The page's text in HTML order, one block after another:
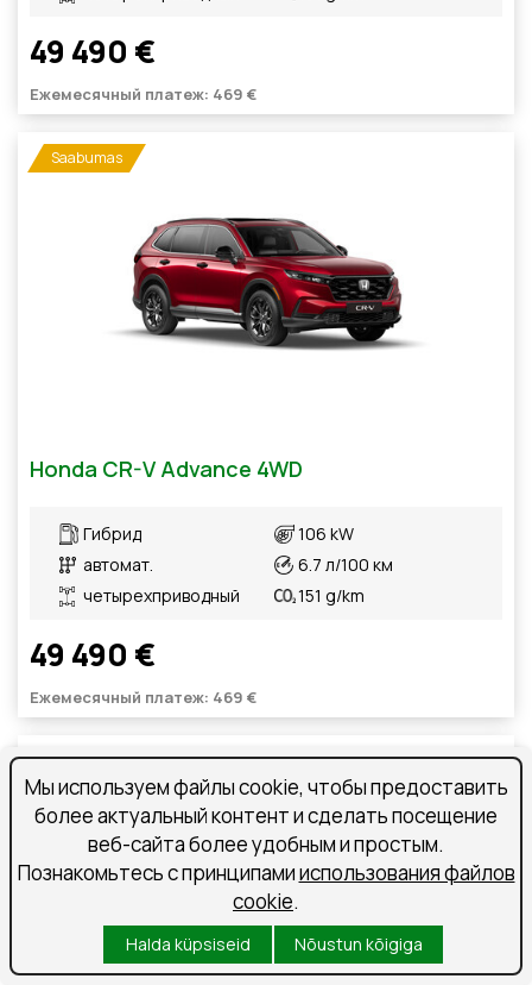
49 490 €
Ежемесячный платеж: 469 €
Saabumas
Honda CR-V Advance 4WD
Гибрид
автомат.
четырехприводный
106 kW
6.7 л/100 км
151 g/km
49 490 €
Ежемесячный платеж: 469 €
Saabumas
Мы используем файлы cookie, чтобы предоставить
более актуальный контент и сделать посещение
веб-сайта более удобным и простым.
Познакомьтесь с принципамииспользования файлов
cookie.
Halda küpsiseid Nõustun kõigiga